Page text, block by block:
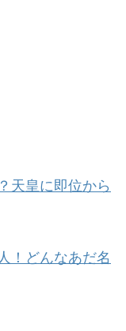
天皇に即位から
！どんなあだ名